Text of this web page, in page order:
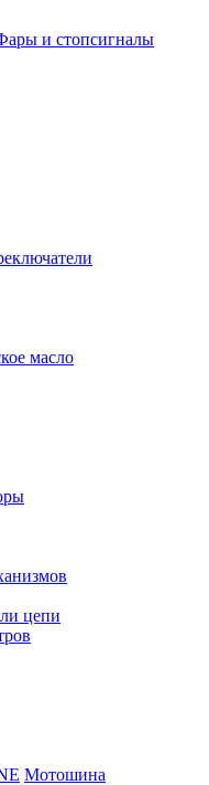
и стопсигналы
масло
цепи
Мотошина